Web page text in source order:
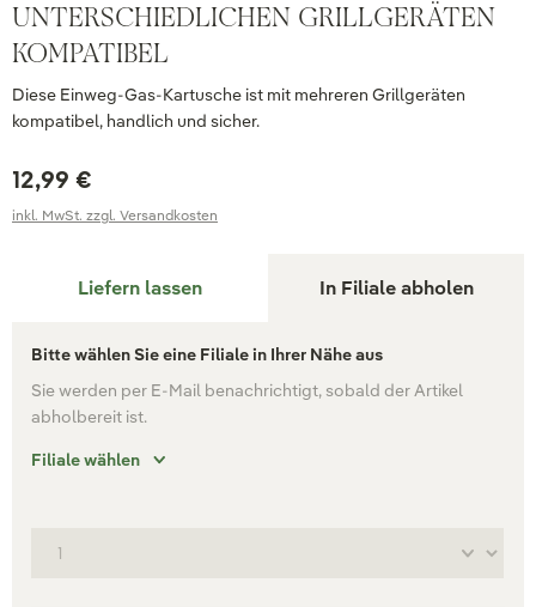
UNTERSCHIEDLICHEN GRILLGERÄTEN
KOMPATIBEL
Diese Einweg-Gas-Kartusche ist mit mehreren Grillgeräten
kompatibel, handlich und sicher.
12,99 €
inkl. MwSt. zzgl. Versandkosten
Liefern lassen In Filiale abholen
Bitte wählen Sie eine Filiale in Ihrer Nähe aus
Sie werden per E-Mail benachrichtigt, sobald der Artikel
abholbereit ist.
Filiale wählen